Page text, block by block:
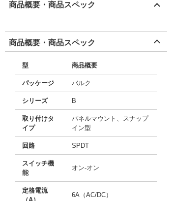
商品概要・商品スペック
商品概要・商品スペック
型 商品概要
パッケージ バルク
シリーズ B
取り付けタ
イプ
パネルマウント、スナップ
イン型
回路 SPDT
スイッチ機
能
オン-オン
定格電流
6A（AC/DC）